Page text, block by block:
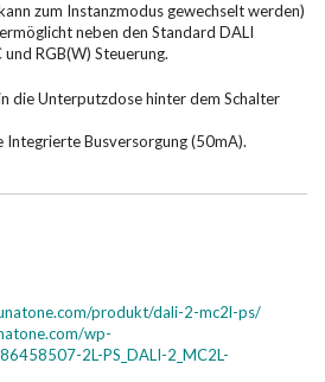
zum Instanzmodus gewechselt werden)
neben den Standard DALI
RGB(W) Steuerung.
die Unterputzdose hinter dem Schalter
Busversorgung (50mA).
produkt/dali-2-mc2l-ps/
wp-
2L-PS_DALI-2_MC2L-